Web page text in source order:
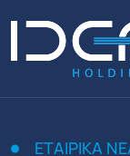
ΕΤΑΙΡΙΚΑ